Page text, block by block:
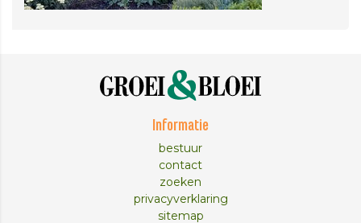
Informatie
bestuur
contact
zoeken
privacyverklaring
sitemap